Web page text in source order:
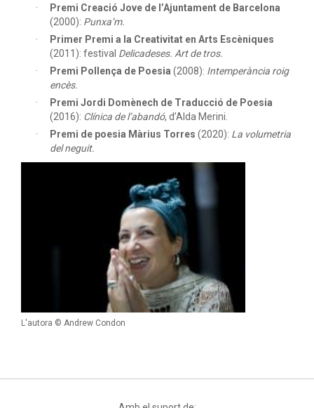
L'autora © Andrew Condon
Premi Creació Jove de l’Ajuntament de Barcelona
(2000): Punxa’m.
Primer Premi a la Creativitat en Arts Escèniques
(2011): festival Delicadeses. Art de tros.
Premi Pollença de Poesia (2008): Intemperància roig
encès.
Premi Jordi Domènech de Traducció de Poesia
(2016): Clínica de l’abandó, d’Alda Merini.
Premi de poesia Màrius Torres (2020): La volumetria
del neguit.